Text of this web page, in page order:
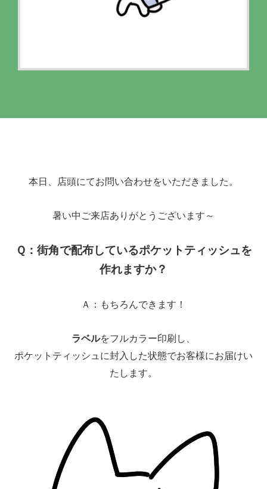
本日、店頭にてお問い合わせをいただきました。
暑い中ご来店ありがとうございます～
Ｑ：街角で配布しているポケットティッシュを
作れますか？
Ａ：もちろんできます！
ラベルをフルカラー印刷し、
ポケットティッシュに封入した状態でお客様にお届けい
たします。